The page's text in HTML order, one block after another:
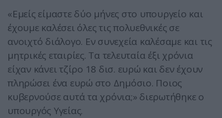
«Εμείς είμαστε δύο μήνες στο υπουργείο και
έχουμε καλέσει όλες τις πολυεθνικές σε
ανοιχτό διάλογο. Εν συνεχεία καλέσαμε και τις
μητρικές εταιρίες. Τα τελευταία έξι χρόνια
είχαν κάνει τζίρο 18 δισ. ευρώ και δεν έχουν
πληρώσει ένα ευρώ στο Δημόσιο. Ποιος
κυβερνούσε αυτά τα χρόνια;» διερωτήθηκε ο
υπουργός Υγείας.